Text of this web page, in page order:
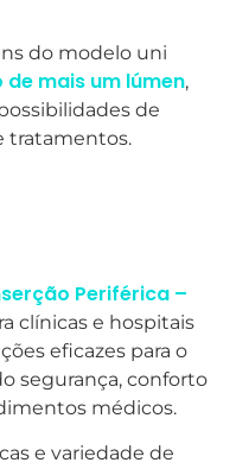
do modelo uni
de mais um lúmen,
de
tratamentos.
Periférica –
clínicas e hospitais
eficazes para o
segurança, conforto
médicos.
e variedade de